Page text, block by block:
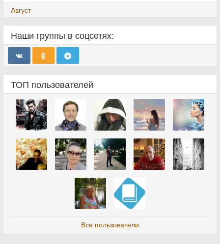
Август
Наши группы в соцсетях:
ТОП пользователей
Все пользователи